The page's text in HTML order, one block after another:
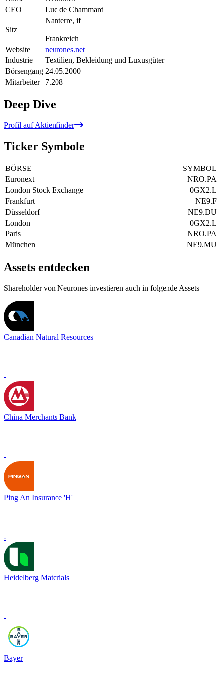
CEO
Luc de Chammard
Sitz
Nanterre, if
Frankreich
Website
neurones.net
Industrie
Textilien, Bekleidung und Luxusgüter
Börsengang 24.05.2000
Mitarbeiter
7.208
Deep Dive
Profil auf Aktienfinder
Ticker Symbole
BÖRSE
SYMBOL
Euronext
NRO.PA
London Stock Exchange
0GX2.L
Frankfurt
NE9.F
Düsseldorf
NE9.DU
London
0GX2.L
Paris
NRO.PA
München
NE9.MU
Assets entdecken
Shareholder von Neurones investieren auch in folgende Assets
Canadian Natural Resources
-
China Merchants Bank
-
Ping An Insurance 'H'
-
Heidelberg Materials
-
Bayer